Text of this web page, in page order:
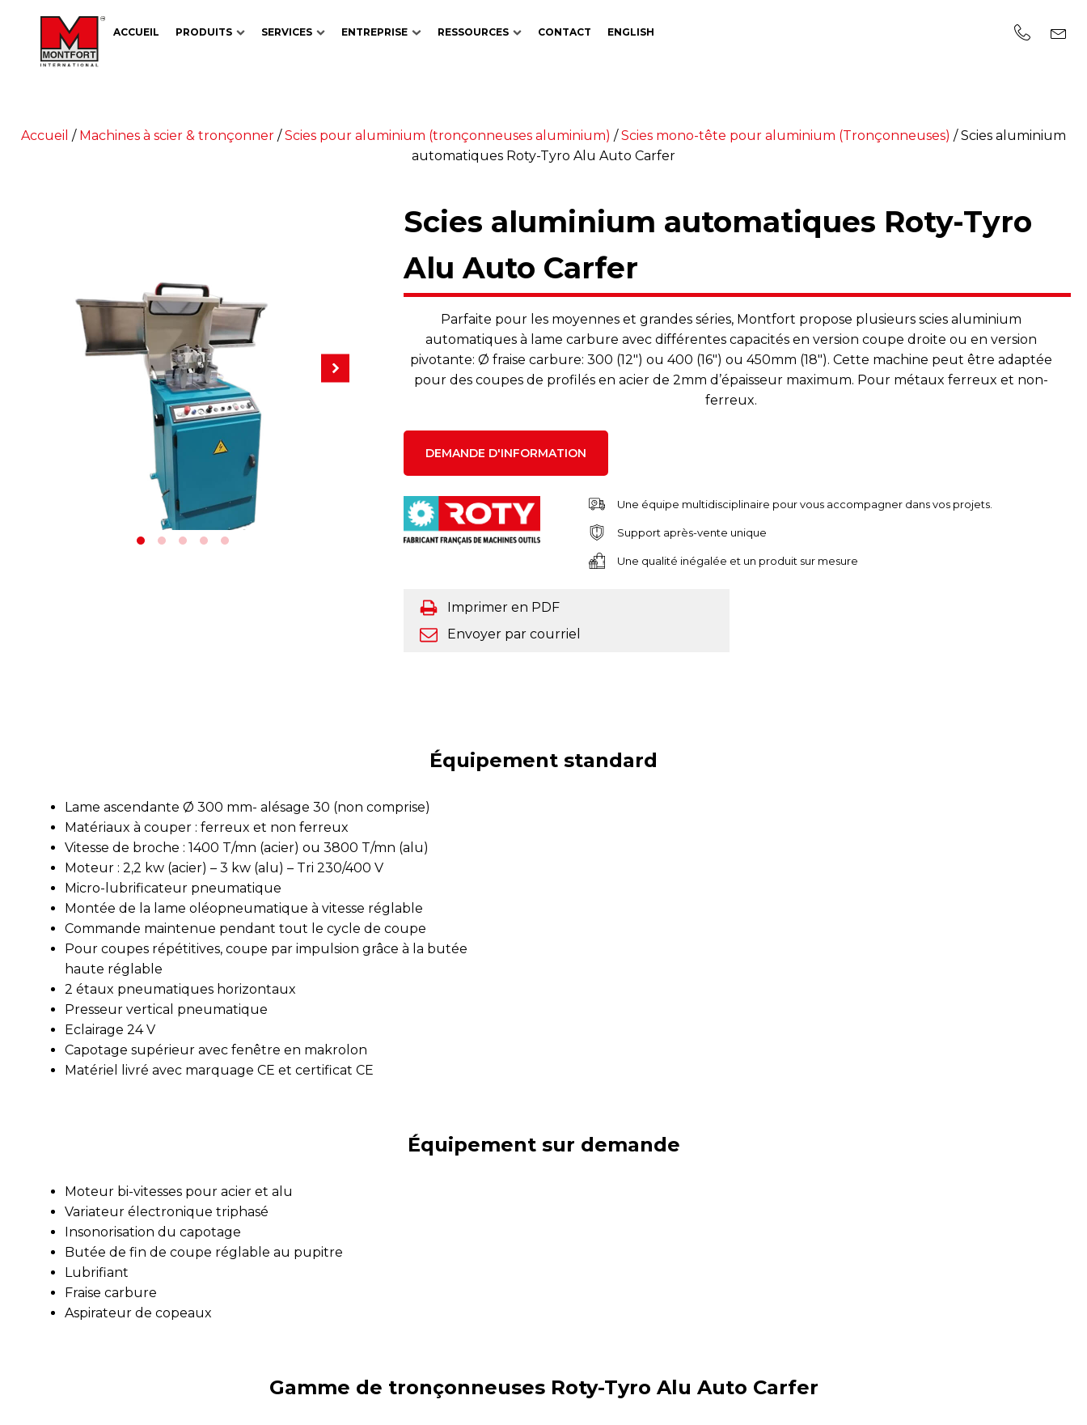
ACCUEIL PRODUITS SERVICES ENTREPRISE RESSOURCES CONTACT ENGLISH
Accueil / Machines à scier & tronçonner /Scies pour aluminium (tronçonneuses aluminium) /Scies mono-tête pour aluminium (Tronçonneuses) /Scies aluminium
automatiques Roty-Tyro Alu Auto Carfer
Scies aluminium automatiques Roty-Tyro
Alu Auto Carfer
Parfaite pour les moyennes et grandes séries, Montfort propose plusieurs scies aluminium
automatiques à lame carbure avec différentes capacités en version coupe droite ou en version
pivotante: Ø fraise carbure: 300 (12") ou 400 (16") ou 450mm (18"). Cette machine peut être adaptée
pour des coupes de profilés en acier de 2mm d’épaisseur maximum. Pour métaux ferreux et non-
ferreux.
DEMANDE D'INFORMATION
Une équipe multidisciplinaire pour vous accompagner dans vos projets.
Support après-vente unique
Une qualité inégalée et un produit sur mesure
Imprimer en PDF
Envoyer par courriel
Équipement standard
Lame ascendante Ø 300 mm- alésage 30 (non comprise)
Matériaux à couper : ferreux et non ferreux
Vitesse de broche : 1400 T/mn (acier) ou 3800 T/mn (alu)
Moteur : 2,2 kw (acier) – 3 kw (alu) – Tri 230/400 V
Micro-lubrificateur pneumatique
Montée de la lame oléopneumatique à vitesse réglable
Commande maintenue pendant tout le cycle de coupe
Pour coupes répétitives, coupe par impulsion grâce à la butée
haute réglable
2 étaux pneumatiques horizontaux
Presseur vertical pneumatique
Eclairage 24 V
Capotage supérieur avec fenêtre en makrolon
Matériel livré avec marquage CE et certificat CE
Équipement sur demande
Moteur bi-vitesses pour acier et alu
Variateur électronique triphasé
Insonorisation du capotage
Butée de fin de coupe réglable au pupitre
Lubrifiant
Fraise carbure
Aspirateur de copeaux
Gamme de tronçonneuses Roty-Tyro Alu Auto Carfer